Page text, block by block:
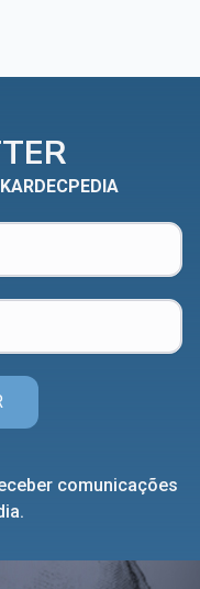
KARDECPEDIA
comunicações